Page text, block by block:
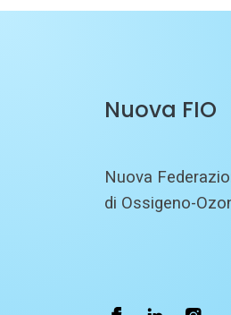
Nuova FIO
Nuova
di Ossigeno-